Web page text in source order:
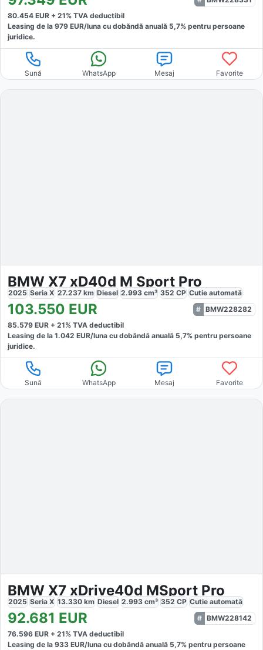
80.454 EUR + 21% TVA deductibil
Leasing de la 979 EUR/luna cu dobăndă anuală 5,7% pentru persoane
juridice.
Sună WhatsApp Mesaj Favorite
BMW X7 xD40d M Sport Pro
2025 Seria X 27.237 km Diesel 2.993 cm³ 352 CP Cutie automată
103.550 EUR
BMW228282
85.579 EUR + 21% TVA deductibil
Leasing de la 1.042 EUR/luna cu dobăndă anuală 5,7% pentru persoane
juridice.
Sună WhatsApp Mesaj Favorite
BMW X7 xDrive40d MSport Pro
2025 Seria X 13.330 km Diesel 2.993 cm³ 352 CP Cutie automată
92.681 EUR
BMW228142
76.596 EUR + 21% TVA deductibil
Leasing de la 933 EUR/luna cu dobăndă anuală 5,7% pentru persoane